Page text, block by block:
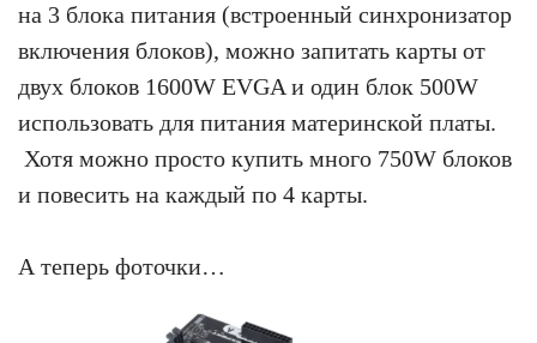
на 3 блока питания (встроенный синхронизатор
включения блоков), можно запитать карты от
двух блоков 1600W EVGA и один блок 500W
использовать для питания материнской платы.
Хотя можно просто купить много 750W блоков
и повесить на каждый по 4 карты.
А теперь фоточки…